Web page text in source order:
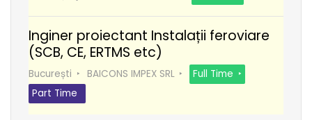
Inginer proiectant Instalații feroviare
(SCB, CE, ERTMS etc)
București BAICONS IMPEX SRL
Full Time
Part Time